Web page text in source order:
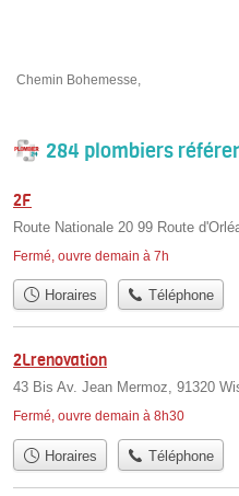
Chemin Bohemesse,
284 plombiers
2F
Route Nationale 20 99 Route
Fermé, ouvre demain à 7h
Horaires Téléphone
2Lrenovation
43 Bis Av. Jean Mermoz, 91320
Fermé, ouvre demain à 8h30
Horaires Téléphone